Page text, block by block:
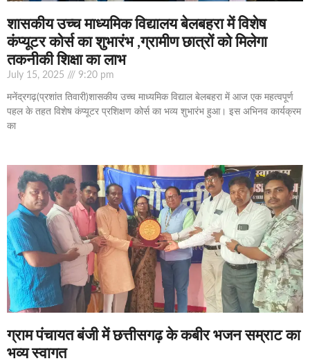
शासकीय उच्च माध्यमिक विद्यालय बेलबहरा में विशेष
कंप्यूटर कोर्स का शुभारंभ ,ग्रामीण छात्रों को मिलेगा
तकनीकी शिक्षा का लाभ
July 15, 2025 9:20 pm
मनेंद्रगढ़(प्रशांत तिवारी)शासकीय उच्च माध्यमिक विद्याल बेलबहरा में आज एक महत्वपूर्ण
पहल के तहत विशेष कंप्यूटर प्रशिक्षण कोर्स का भव्य शुभारंभ हुआ। इस अभिनव कार्यक्रम
का
ग्राम पंचायत बंजी में छत्तीसगढ़ के कबीर भजन सम्राट का
भव्य स्वागत